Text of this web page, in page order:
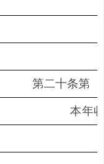
第二十条第
本年